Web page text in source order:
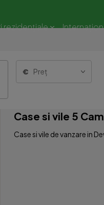
rezidențiale
Preț
Case si vile 5
Case si vile de vanzare in